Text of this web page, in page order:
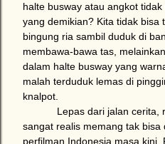
halte busway atau angkot
yang demikian? Kita tidak bisa
bingung ria sambil duduk di
membawa-bawa tas,
dalam halte busway yang
malah terduduk lemas di
knalpot.
Lepas dari jalan cerita,
sangat realis memang tak bisa
perfilman Indonesia masa kini.